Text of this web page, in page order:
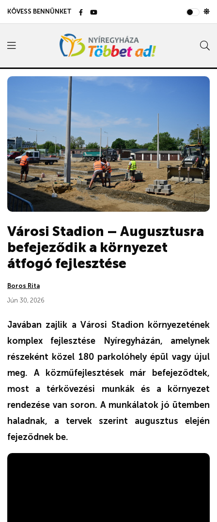
KÖVESS BENNÜNKET
Városi Stadion – Augusztusra
befejeződik a környezet
átfogó fejlesztése
Boros Rita
Jún 30, 2026
Javában zajlik a Városi Stadion környezetének
komplex fejlesztése Nyíregyházán, amelynek
részeként közel 180 parkolóhely épül vagy újul
meg. A közműfejlesztések már befejeződtek,
most a térkövezési munkák és a környezet
rendezése van soron. A munkálatok jó ütemben
haladnak, a tervek szerint augusztus elején
fejeződnek be.